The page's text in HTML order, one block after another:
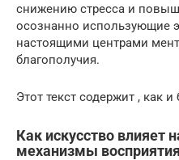
снижению стресса и
осознанно использующие
настоящими центрами
благополучия.
Этот текст содержит , как
Как искусство влияет
механизмы восприятия